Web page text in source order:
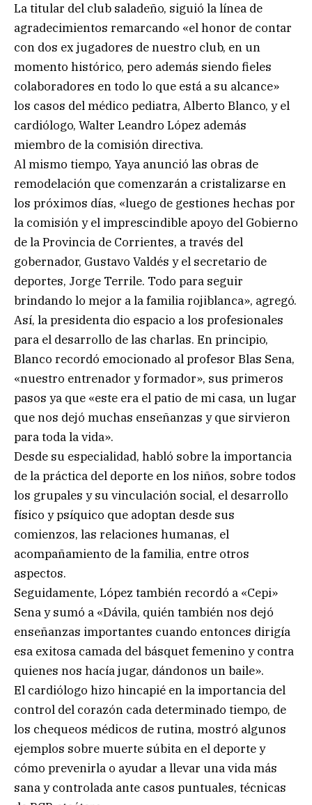
La titular del club saladeño, siguió la línea de
agradecimientos remarcando «el honor de contar
con dos ex jugadores de nuestro club, en un
momento histórico, pero además siendo fieles
colaboradores en todo lo que está a su alcance»
los casos del médico pediatra, Alberto Blanco, y el
cardiólogo, Walter Leandro López además
miembro de la comisión directiva.
Al mismo tiempo, Yaya anunció las obras de
remodelación que comenzarán a cristalizarse en
los próximos días, «luego de gestiones hechas por
la comisión y el imprescindible apoyo del Gobierno
de la Provincia de Corrientes, a través del
gobernador, Gustavo Valdés y el secretario de
deportes, Jorge Terrile. Todo para seguir
brindando lo mejor a la familia rojiblanca», agregó.
Así, la presidenta dio espacio a los profesionales
para el desarrollo de las charlas. En principio,
Blanco recordó emocionado al profesor Blas Sena,
«nuestro entrenador y formador», sus primeros
pasos ya que «este era el patio de mi casa, un lugar
que nos dejó muchas enseñanzas y que sirvieron
para toda la vida».
Desde su especialidad, habló sobre la importancia
de la práctica del deporte en los niños, sobre todos
los grupales y su vinculación social, el desarrollo
físico y psíquico que adoptan desde sus
comienzos, las relaciones humanas, el
acompañamiento de la familia, entre otros
aspectos.
Seguidamente, López también recordó a «Cepi»
Sena y sumó a «Dávila, quién también nos dejó
enseñanzas importantes cuando entonces dirigía
esa exitosa camada del básquet femenino y contra
quienes nos hacía jugar, dándonos un baile».
El cardiólogo hizo hincapié en la importancia del
control del corazón cada determinado tiempo, de
los chequeos médicos de rutina, mostró algunos
ejemplos sobre muerte súbita en el deporte y
cómo prevenirla o ayudar a llevar una vida más
sana y controlada ante casos puntuales, técnicas